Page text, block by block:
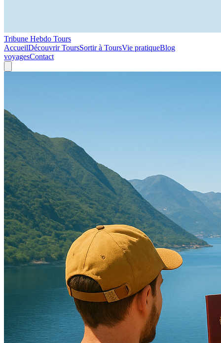
Tribune Hebdo Tours
AccueilDécouvrir ToursSortir à ToursVie pratiqueBlog
voyagesContact